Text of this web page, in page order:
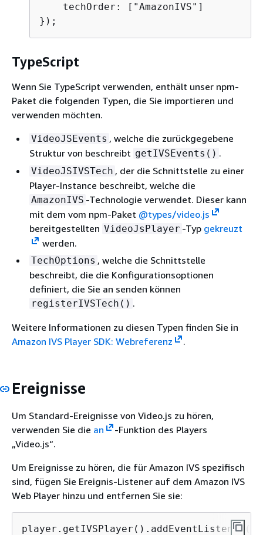
    techOrder: ["AmazonIVS"]
});
TypeScript
Wenn Sie TypeScript verwenden, enthält unser npm-
Paket die folgenden Typen, die Sie importieren und
verwenden möchten.
VideoJSEvents , welche die zurückgegebene
Struktur von beschreibt getIVSEvents() .
VideoJSIVSTech , der die Schnittstelle zu einer
Player-Instance beschreibt, welche die
AmazonIVS -Technologie verwendet. Dieser kann
mit dem vom npm-Paket @types/video.js
bereitgestellten VideoJsPlayer -Typ gekreuzt
werden.
TechOptions , welche die Schnittstelle
beschreibt, die die Konfigurationsoptionen
definiert, die Sie an senden können
registerIVSTech() .
Weitere Informationen zu diesen Typen finden Sie in
Amazon IVS Player SDK: Webreferenz
.
Ereignisse
Um Standard-Ereignisse von Video.js zu hören,
verwenden Sie die an
-Funktion des Players
„Video.js“.
Um Ereignisse zu hören, die für Amazon IVS spezifisch
sind, fügen Sie Ereignis-Listener auf dem Amazon IVS
Web Player hinzu und entfernen Sie sie: